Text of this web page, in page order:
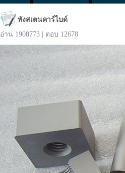
ทังสเตนคาร์ไบด์
อ่าน 1908773 | ตอบ 12678